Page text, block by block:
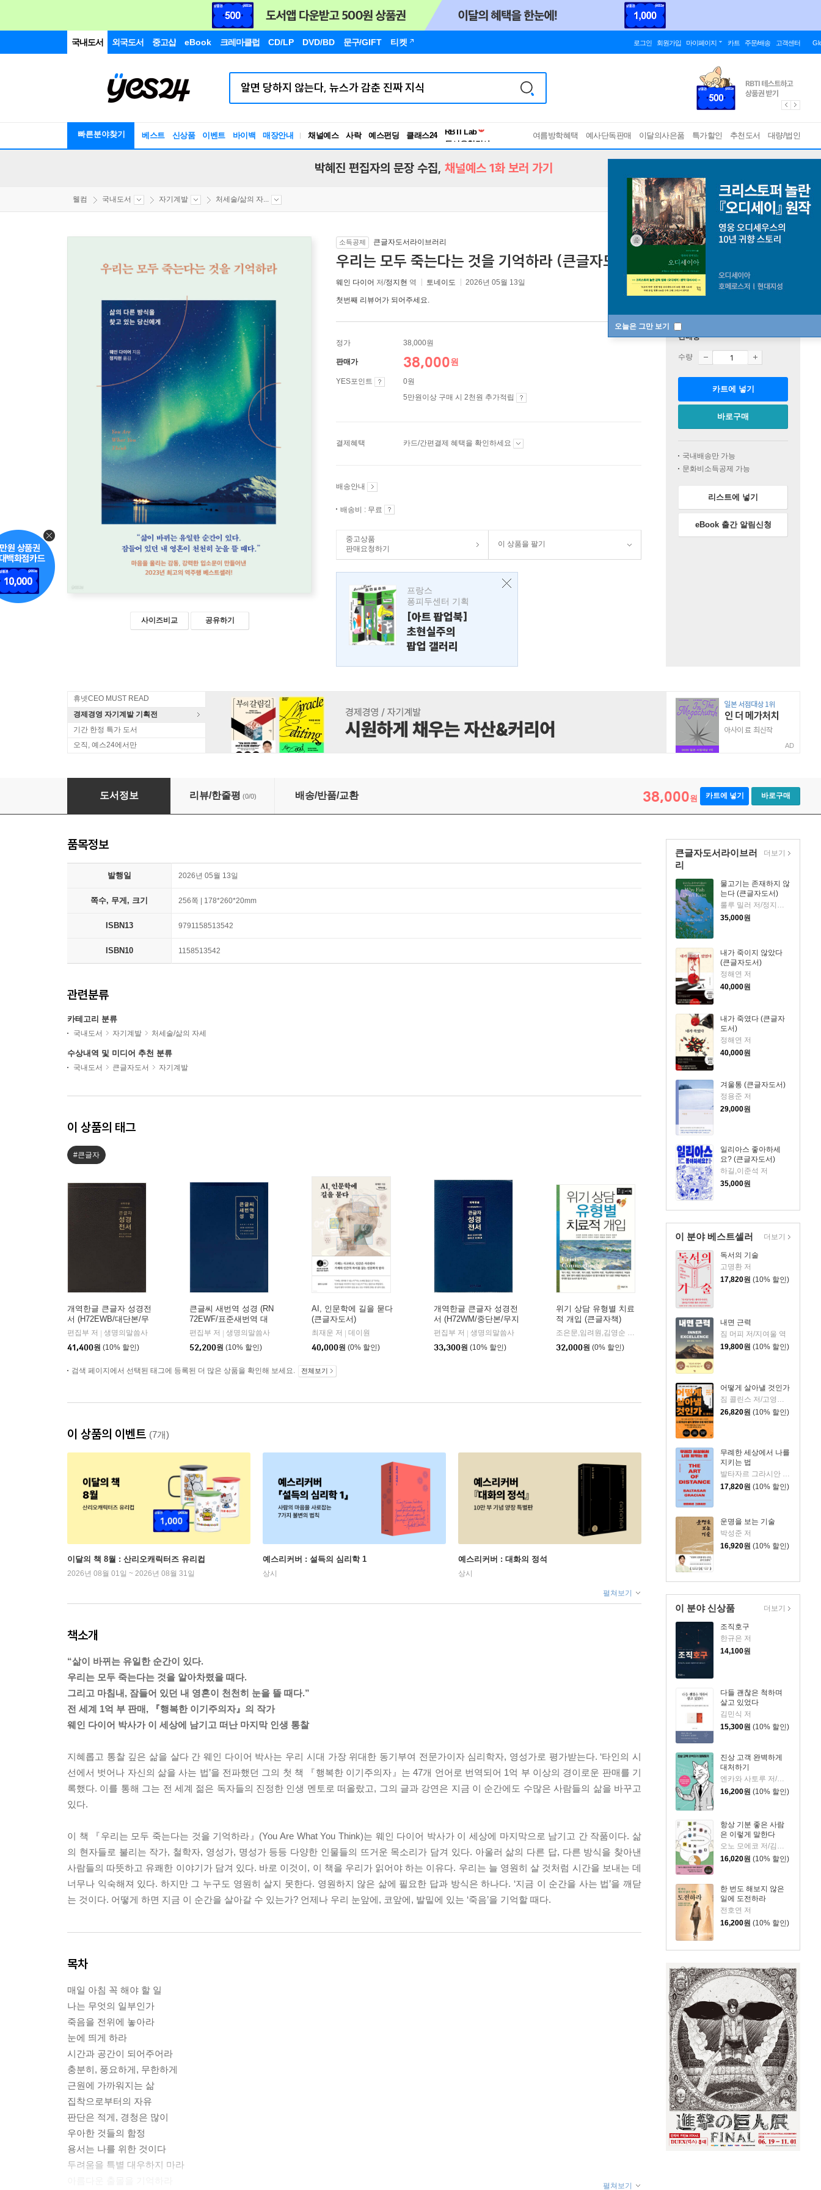
국내도서 외국도서 중고샵 eBook 크레마클럽 CD/LP DVD/BD 문구/GIFT 티켓 로그인 회원가입 마이페이지 카트 주문/배송 고객센터
빠른분야찾기 베스트 신상품 이벤트 바이백 매장안내 채널예스 사락 예스펀딩 클래스24
독서유형검사
여름방학혜택 예사단독판매 이달의사은품 특가할인 추천도서 대량/법인
오늘은 그만 보기
박혜진 편집자의 문장 수집, 채널예스 1화 보러 가기
웰컴 국내도서 자기계발 처세술/삶의 자...
사이즈비교 공유하기
소득공제 큰글자도서라이브러리
우리는 모두 죽는다는 것을 기억하라 (큰글자도서)
웨인 다이어 저/정지현 역 토네이도 2026년 05월 13일
첫번째 리뷰어가 되어주세요.
정가 38,000원
판매가 38,000원
YES포인트
0원
5만원이상 구매 시 2천원 추가적립
결제혜택 카드/간편결제 혜택을 확인하세요
배송안내
배송비 : 무료
중고상품
판매요청하기
이 상품을 팔기
프랑스
퐁피두센터 기획
[아트 팝업북]
초현실주의
팝업 갤러리
판매중
수량
카트에 넣기
바로구매
국내배송만 가능
문화비소득공제 가능
리스트에 넣기
eBook 출간 알림신청
휴넷CEO MUST READ
경제경영 자기계발 기획전
기간 한정 특가 도서
오직, 예스24에서만
AD
우리는 모두 죽는다는 것을 기억하라 (큰글자도서)
도서정보 리뷰/한줄평 (0/0) 배송/반품/교환 38,000원 카트에 넣기 바로구매
큰글자도서라이브러
리
물고기는 존재하지 않
는다 (큰글자도서)
룰루 밀러 저/정지인 역
35,000원
내가 죽이지 않았다
(큰글자도서)
정해연 저
40,000원
내가 죽였다 (큰글자
도서)
정해연 저
40,000원
겨울통 (큰글자도서)
정용준 저
29,000원
일리아스 좋아하세
요? (큰글자도서)
하길,이준석 저
35,000원
더보기
이 분야 베스트셀러
독서의 기술
고명환 저
17,820원 (10% 할인)
내면 근력
짐 머피 저/지여울 역
19,800원 (10% 할인)
어떻게 살아낼 것인가
26,820원 (10% 할인)
무례한 세상에서 나를
지키는 법
17,820원 (10% 할인)
운명을 보는 기술
박성준 저
16,920원 (10% 할인)
더보기
이 분야 신상품
조직호구
한규은 저
14,100원
다들 괜찮은 척하며
살고 있었다
김민식 저
15,300원 (10% 할인)
진상 고객 완벽하게
대처하기
엔카와 사토루 저/이주 역
16,200원 (10% 할인)
항상 기분 좋은 사람
은 이렇게 말한다
16,020원 (10% 할인)
한 번도 해보지 않은
일에 도전하라
전호연 저
16,200원 (10% 할인)
더보기
품목정보
발행일 2026년 05월 13일
쪽수, 무게, 크기 256쪽 | 178*260*20mm
ISBN13 9791158513542
ISBN10 1158513542
관련분류
카테고리 분류
국내도서 자기계발 처세술/삶의 자세
수상내역 및 미디어 추천 분류
국내도서 큰글자도서 자기계발
이 상품의 태그
#큰글자
개역한글 큰글자 성경전
서 (H72EWB/대단본/무
지퍼/PU/반달 색인/해설
없음/각주 없음/다크브
라운)
편집부 저
생명의말씀사
41,400원 (10% 할인)
큰글씨 새번역 성경 (RN
72EWF/표준새번역 대
단본/무지퍼/PU/반달 색
인/주석 없음/뉴다크네
이비)
편집부 저
생명의말씀사
52,200원 (10% 할인)
AI, 인문학에 길을 묻다
(큰글자도서)
최재운 저
데이원
40,000원 (0% 할인)
개역한글 큰글자 성경전
서 (H72WM/중단본/무지
퍼/PU/반달 색인/해설
없음/각주 없음/다크네
이비)
편집부 저
생명의말씀사
33,300원 (10% 할인)
위기 상담 유형별 치료
적 개입 (큰글자책)
조은문,임려원,김영순 등저
32,000원 (0% 할인)
검색 페이지에서 선택된 태그에 등록된 더 많은 상품을 확인해 보세요. 전체보기
이 상품의 이벤트 (7개)
이달의 책 8월 : 산리오캐릭터즈 유리컵
2026년 08월 01일 ~ 2026년 08월 31일
예스리커버 : 설득의 심리학 1
상시
예스리커버 : 대화의 정석
상시
펼쳐보기
책소개
“삶이 바뀌는 유일한 순간이 있다.
우리는 모두 죽는다는 것을 알아차렸을 때다.
그리고 마침내, 잠들어 있던 내 영혼이 천천히 눈을 뜰 때다.”
전 세계 1억 부 판매, 『행복한 이기주의자』의 작가
웨인 다이어 박사가 이 세상에 남기고 떠난 마지막 인생 통찰
지혜롭고 통찰 깊은 삶을 살다 간 웨인 다이어 박사는 우리 시대 가장 위대한 동기부여 전문가이자 심리학자, 영성가로 평가받는다. ‘타인의 시
선에서 벗어나 자신의 삶을 사는 법’을 전파했던 그의 첫 책 『행복한 이기주의자』는 47개 언어로 번역되어 1억 부 이상의 경이로운 판매를 기
록했다. 이를 통해 그는 전 세계 젊은 독자들의 진정한 인생 멘토로 떠올랐고, 그의 글과 강연은 지금 이 순간에도 수많은 사람들의 삶을 바꾸고
있다.
이 책 『우리는 모두 죽는다는 것을 기억하라』(You Are What You Think)는 웨인 다이어 박사가 이 세상에 마지막으로 남기고 간 작품이다. 삶
의 현자들로 불리는 작가, 철학자, 영성가, 명성가 등등 다양한 인물들의 뜨거운 목소리가 담겨 있다. 아울러 삶의 다른 답, 다른 방식을 찾아낸
사람들의 따뜻하고 유쾌한 이야기가 담겨 있다. 바로 이것이, 이 책을 우리가 읽어야 하는 이유다. 우리는 늘 영원히 살 것처럼 시간을 보내는 데
너무나 익숙해져 있다. 하지만 그 누구도 영원히 살지 못한다. 영원하지 않은 삶에 필요한 답과 방식은 하나다. ‘지금 이 순간을 사는 법’을 깨닫
는 것이다. 어떻게 하면 지금 이 순간을 살아갈 수 있는가? 언제나 우리 눈앞에, 코앞에, 발밑에 있는 ‘죽음’을 기억할 때다.
목차
매일 아침 꼭 해야 할 일
나는 무엇의 일부인가
죽음을 전위에 놓아라
눈에 띄게 하라
시간과 공간이 되어주어라
충분히, 풍요하게, 무한하게
근원에 가까워지는 삶
집착으로부터의 자유
판단은 적게, 경청은 많이
우아한 것들의 함정
용서는 나를 위한 것이다
두려움을 특별 대우하지 마라
펼쳐보기